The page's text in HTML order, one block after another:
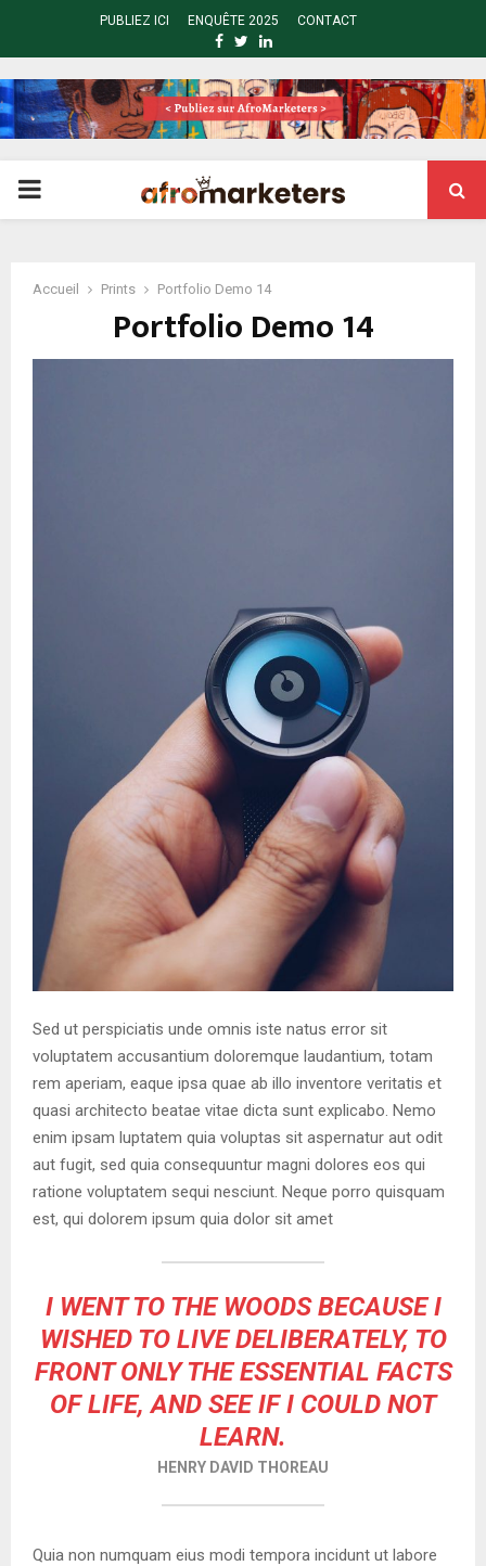
PUBLIEZ ICI ENQUÊTE 2025 CONTACT
FACEBOOK
TWITTER
LINKEDIN
PRIMARY
Accueil Prints Portfolio Demo 14
Portfolio Demo 14
Sed ut perspiciatis unde omnis iste natus error sit
voluptatem accusantium doloremque laudantium, totam
rem aperiam, eaque ipsa quae ab illo inventore veritatis et
quasi architecto beatae vitae dicta sunt explicabo. Nemo
enim ipsam luptatem quia voluptas sit aspernatur aut odit
aut fugit, sed quia consequuntur magni dolores eos qui
ratione voluptatem sequi nesciunt. Neque porro quisquam
est, qui dolorem ipsum quia dolor sit amet
I WENT TO THE WOODS BECAUSE I
WISHED TO LIVE DELIBERATELY, TO
FRONT ONLY THE ESSENTIAL FACTS
OF LIFE, AND SEE IF I COULD NOT
LEARN.
HENRY DAVID THOREAU
Quia non numquam eius modi tempora incidunt ut labore